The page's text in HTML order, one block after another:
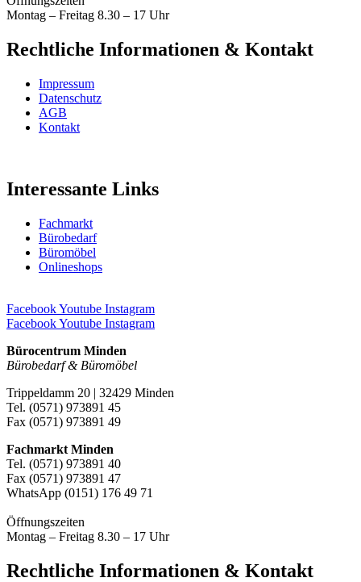
Montag – Freitag 8.30 – 17 Uhr
Rechtliche Informationen & Kontakt
Impressum
Datenschutz
AGB
Kontakt
Interessante Links
Fachmarkt
Bürobedarf
Büromöbel
Onlineshops
FacebookYoutube Instagram
FacebookYoutube Instagram
Bürocentrum Minden
Bürobedarf & Büromöbel
Trippeldamm 20 | 32429 Minden
Tel. (0571) 973891 45
Fax (0571) 973891 49
Fachmarkt Minden
Tel. (0571) 973891 40
Fax (0571) 973891 47
WhatsApp (0151) 176 49 71
Öffnungszeiten
Montag – Freitag 8.30 – 17 Uhr
Rechtliche Informationen & Kontakt